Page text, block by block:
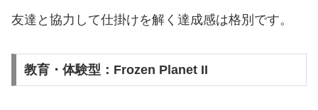
友達と協力して仕掛けを解く達成感は格別です。
教育・体験型：Frozen Planet II